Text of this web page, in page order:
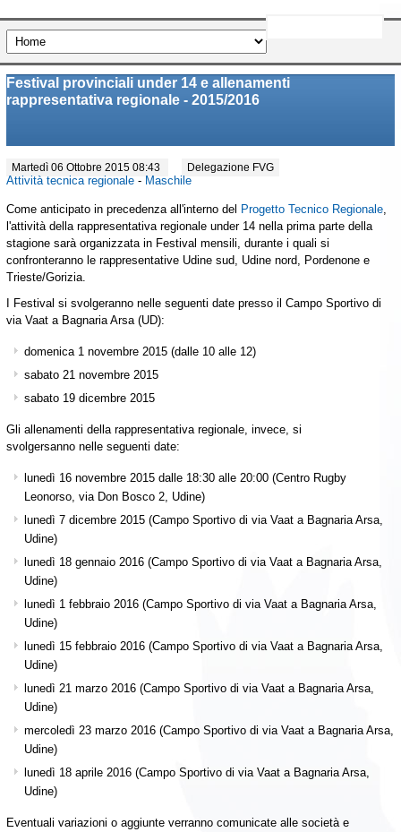
Festival provinciali under 14 e allenamenti
rappresentativa regionale - 2015/2016
Martedì 06 Ottobre 2015 08:43 Delegazione FVG
Attività tecnica regionale - Maschile
Come anticipato in precedenza all'interno del Progetto Tecnico Regionale,
l'attività della rappresentativa regionale under 14 nella prima parte della
stagione sarà organizzata in Festival mensili, durante i quali si
confronteranno le rappresentative Udine sud, Udine nord, Pordenone e
Trieste/Gorizia.
I Festival si svolgeranno nelle seguenti date presso il Campo Sportivo di
via Vaat a Bagnaria Arsa (UD):
domenica 1 novembre 2015 (dalle 10 alle 12)
sabato 21 novembre 2015
sabato 19 dicembre 2015
Gli allenamenti della rappresentativa regionale, invece, si
svolgersanno nelle seguenti date:
lunedì 16 novembre 2015 dalle 18:30 alle 20:00 (Centro Rugby
Leonorso, via Don Bosco 2, Udine)
lunedì 7 dicembre 2015 (Campo Sportivo di via Vaat a Bagnaria Arsa,
Udine)
lunedì 18 gennaio 2016 (Campo Sportivo di via Vaat a Bagnaria Arsa,
Udine)
lunedì 1 febbraio 2016 (Campo Sportivo di via Vaat a Bagnaria Arsa,
Udine)
lunedì 15 febbraio 2016 (Campo Sportivo di via Vaat a Bagnaria Arsa,
Udine)
lunedì 21 marzo 2016 (Campo Sportivo di via Vaat a Bagnaria Arsa,
Udine)
mercoledì 23 marzo 2016 (Campo Sportivo di via Vaat a Bagnaria Arsa,
Udine)
lunedì 18 aprile 2016 (Campo Sportivo di via Vaat a Bagnaria Arsa,
Udine)
Eventuali variazioni o aggiunte verranno comunicate alle società e